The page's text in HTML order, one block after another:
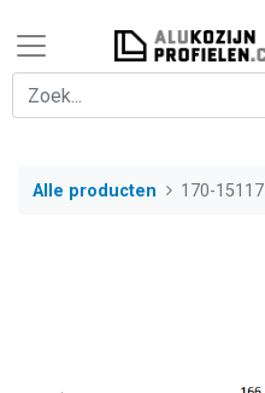
Alle producten 170-15117